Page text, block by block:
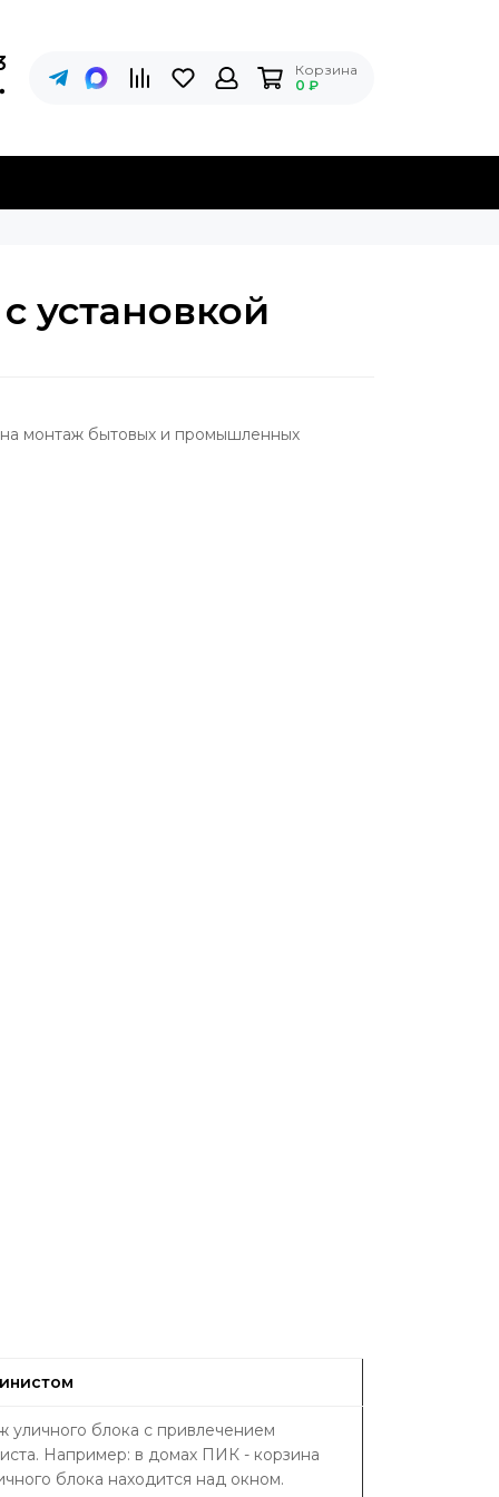
Корзина
0 ₽
установкой
монтаж бытовых и промышленных
уличного блока с привлечением
Например: в домах ПИК - корзина
блока находится над окном.